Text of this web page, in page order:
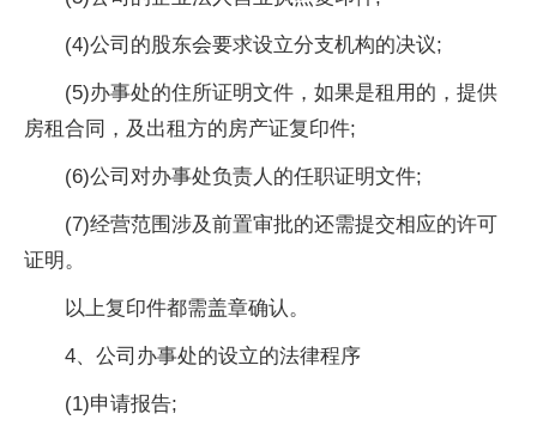
(4)公司的股东会要求设立分支机构的决议;
(5)办事处的住所证明文件，如果是租用的，提供
房租合同，及出租方的房产证复印件;
(6)公司对办事处负责人的任职证明文件;
(7)经营范围涉及前置审批的还需提交相应的许可
证明。
以上复印件都需盖章确认。
4、公司办事处的设立的法律程序
(1)申请报告;